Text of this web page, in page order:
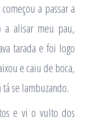
a passar a
a alisar meu pau,
tarada e foi logo
e caiu de boca,
se lambuzando.
e vi o vulto dos